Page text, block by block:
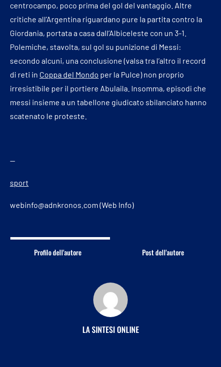
centrocampo, poco prima del gol del vantaggio. Altre
critiche all’Argentina riguardano pure la partita contro la
Giordania, portata a casa dall’Albiceleste con un 3-1.
Polemiche, stavolta, sul gol su punizione di Messi:
secondo alcuni, una conclusione (valsa tra l’altro il record
di reti in Coppa del Mondo per la Pulce) non proprio
irresistibile per il portiere Abulaila. Insomma, episodi che
messi insieme a un tabellone giudicato sbilanciato hanno
scatenato le proteste.
—
sport
webinfo@adnkronos.com (Web Info)
Profilo dell'autore Post dell'autore
LA SINTESI ONLINE